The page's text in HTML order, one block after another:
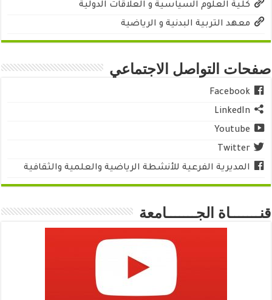
كلية العلوم السياسية و العلاقات الدولية
معهد التربية البدنية و الرياضية
صفحات التواصل الاجتماعي
Facebook
LinkedIn
Youtube
Twitter
المديرية الفرعية للأنشطة الرياضية والعلمية والثقافية
قنـــــــاة الجـــــــامعة